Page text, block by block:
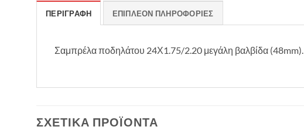
ΠΕΡΙΓΡΑΦΉ ΕΠΙΠΛΈΟΝ ΠΛΗΡΟΦΟΡΊΕΣ
Σαμπρέλα ποδηλάτου 24Χ1.75/2.20 μεγάλη βαλβίδα (48mm).
ΣΧΕΤΙΚΆ ΠΡΟΪΌΝΤΑ